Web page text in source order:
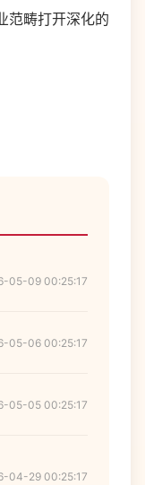
范畴打开深化的
05-09 00:25:17
05-06 00:25:17
05-05 00:25:17
04-29 00:25:17